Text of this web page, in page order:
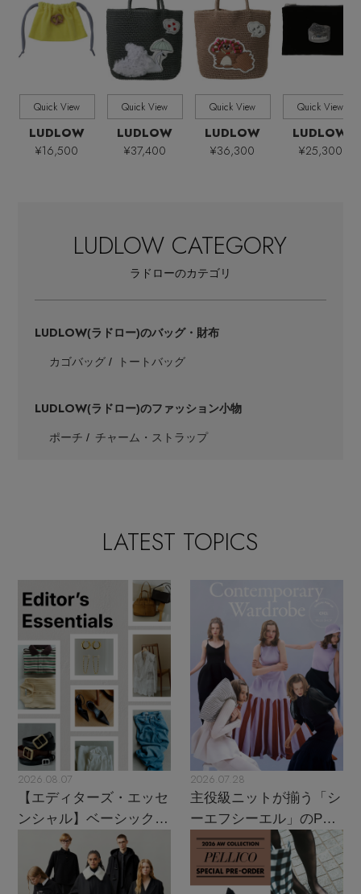
価格 全ての価格
Quick View
LUDLOW
¥16,500
Quick View
LUDLOW
¥37,400
Quick View
LUDLOW
¥36,300
Quick View
LUDLOW
¥25,300
LUDLOW CATEGORY
ラドローのカテゴリ
LUDLOW(ラドロー)のバッグ・財布
カゴバッグ トートバッグ
LUDLOW(ラドロー)のファッション小物
ポーチ チャーム・ストラップ
LATEST TOPICS
2026.08.07
【エディターズ・エッセ
ンシャル】ベーシックと
トレンドが交差する16の
2026.07.28
主役級ニットが揃う「シ
ーエフシーエル」のPOP
UPがスタート